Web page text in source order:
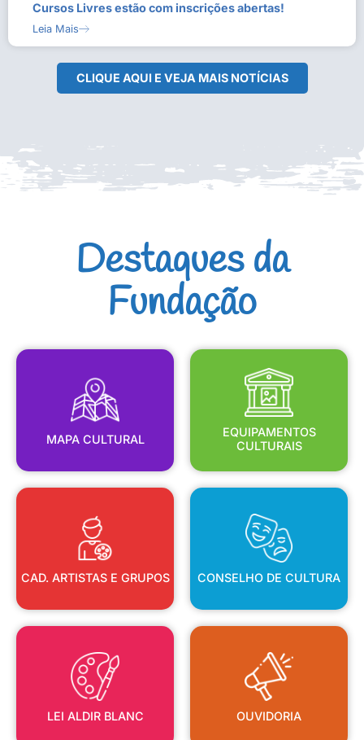
Cursos Livres estão com inscrições abertas!
Leia Mais
CLIQUE AQUI E VEJA MAIS NOTÍCIAS
Destaques da
Fundação
MAPA CULTURAL
MAPA CULTURAL
EQUIPAMENTOS
CULTURAIS
EQUIPAMENTOS
CULTURAIS
CAD. ARTISTAS E GRUPOS
CAD. ARTISTAS E GRUPOS
CONSELHO DE CULTURA
CONSELHO DE CULTURA
LEI ALDIR BLANC
LEI ALDIR BLANC
OUVIDORIA
OUVIDORIA